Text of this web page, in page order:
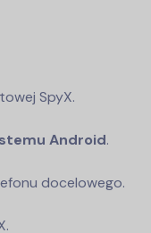
SpyX.
Android.
docelowego.